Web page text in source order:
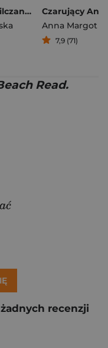
Echo przemilczanych słów
Czarujący
Anna Margot
7,9 (71)
Read.
recenzji